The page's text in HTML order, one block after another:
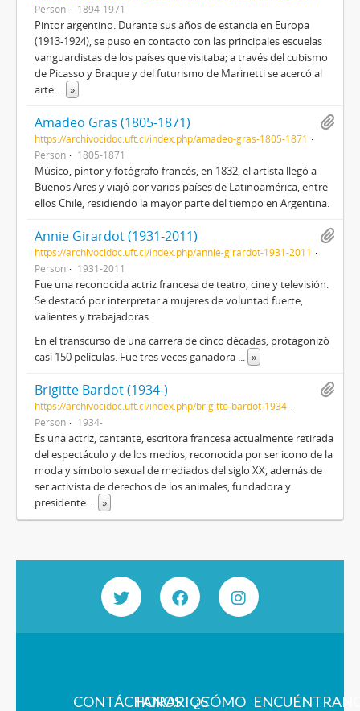
Person
1894-1971
Pintor argentino. Durante sus años de estancia en Europa
(1913-1924), se puso en contacto con las principales escuelas
vanguardistas de los países que visitaba; a través del cubismo
de Picasso y Braque y del futurismo de Marinetti se acercó al
arte ... »
Amadeo Gras (1805-1871)
https://archivocidoc.uft.cl/index.php/amadeo-gras-1805-1871
Person
1805-1871
Músico, pintor y fotógrafo francés, en 1832, el artista llegó a
Buenos Aires y viajó por varios países de Latinoamérica, entre
ellos Chile, residiendo la mayor parte del tiempo en Argentina.
Annie Girardot (1931-2011)
https://archivocidoc.uft.cl/index.php/annie-girardot-1931-2011
Person
1931-2011
Fue una reconocida actriz francesa de teatro, cine y televisión.​
Se destacó por interpretar a mujeres de voluntad fuerte,
valientes y trabajadoras.
En el transcurso de una carrera de cinco décadas, protagonizó
casi 150 películas. Fue tres veces ganadora ... »
Brigitte Bardot (1934-)
https://archivocidoc.uft.cl/index.php/brigitte-bardot-1934
Person
1934-
Es una actriz, cantante, escritora francesa actualmente retirada
del espectáculo y de los medios, reconocida por ser icono de la
moda y símbolo sexual de mediados del siglo XX, además de
ser activista de derechos de los animales, fundadora y
presidente ... »
CONTÁCTANOS
HORARIOS¿CÓMO